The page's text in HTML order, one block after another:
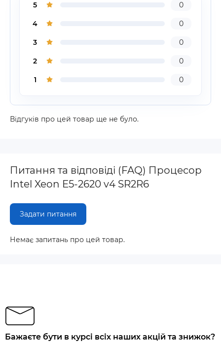
5 0
4 0
3 0
2 0
1 0
Відгуків про цей товар ще не було.
Питання та відповіді (FAQ) Процесор
Intel Xeon E5-2620 v4 SR2R6
Задати питання
Немає запитань про цей товар.
Бажаєте бути в курсі всіх наших акцій та знижок?